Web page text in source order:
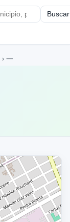
Buscar
› —